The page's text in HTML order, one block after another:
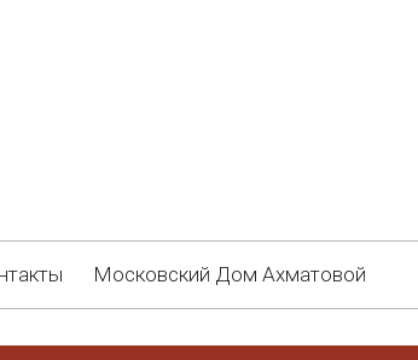
Московский Дом Ахматовой